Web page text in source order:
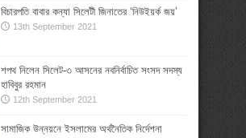
বিচারপতি বাবার কন্যা সিলেটী জিনাতের ‘নিউইয়র্ক জয়’
13th September 2021
শপথ নিলেন সিলেট-৩ আসনের নবনির্বাচিত সংসদ সদস্য
হাবিবুর রহমান
12th September 2021
সামাজিক উন্নয়নে ইসলামের অর্থনৈতিক নির্দেশনা